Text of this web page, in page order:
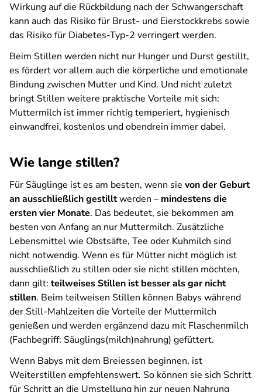
Wirkung auf die Rückbildung nach der Schwangerschaft
kann auch das Risiko für Brust- und Eierstockkrebs sowie
das Risiko für Diabetes-Typ-2 verringert werden.
Beim Stillen werden nicht nur Hunger und Durst gestillt,
es fördert vor allem auch die körperliche und emotionale
Bindung zwischen Mutter und Kind. Und nicht zuletzt
bringt Stillen weitere praktische Vorteile mit sich:
Muttermilch ist immer richtig temperiert, hygienisch
einwandfrei, kostenlos und obendrein immer dabei.
Wie lange stillen?
Für Säuglinge ist es am besten, wenn sie von der Geburt
an ausschließlich gestilltwerden – mindestens die
ersten vier Monate. Das bedeutet, sie bekommen am
besten von Anfang an nur Muttermilch. Zusätzliche
Lebensmittel wie Obstsäfte, Tee oder Kuhmilch sind
nicht notwendig. Wenn es für Mütter nicht möglich ist
ausschließlich zu stillen oder sie nicht stillen möchten,
dann gilt: teilweises Stillen ist besser als gar nicht
stillen. Beim teilweisen Stillen können Babys während
der Still-Mahlzeiten die Vorteile der Muttermilch
genießen und werden ergänzend dazu mit Flaschenmilch
(Fachbegriff: Säuglings(milch)nahrung) gefüttert.
Wenn Babys mit dem Breiessen beginnen, ist
Weiterstillen empfehlenswert. So können sie sich Schritt
für Schritt an die Umstellung hin zur neuen Nahrung